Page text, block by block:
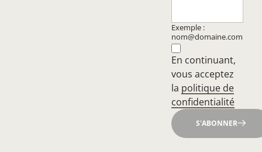
Exemple :
nom@domaine.com
En continuant,
vous acceptez
la politique de
confidentialité
S'ABONNER